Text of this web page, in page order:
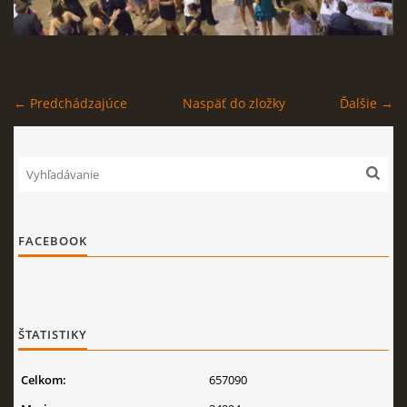
← Predchádzajúce Ďalšie →
Naspäť do zložky
FACEBOOK
ŠTATISTIKY
Celkom:
657090